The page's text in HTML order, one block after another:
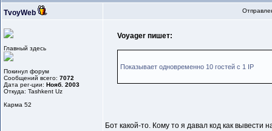
TvoyWeb
Главный здесь
Покинул форум
Сообщений всего: 7072
Дата рег-ции: Нояб. 2003
Откуда: Tashkent Uz
Карма 52
Voyager пишет:
Показывает одновременно 10 гостей с 1 IP
Бот какой-то. Кому то я давал код как вывести